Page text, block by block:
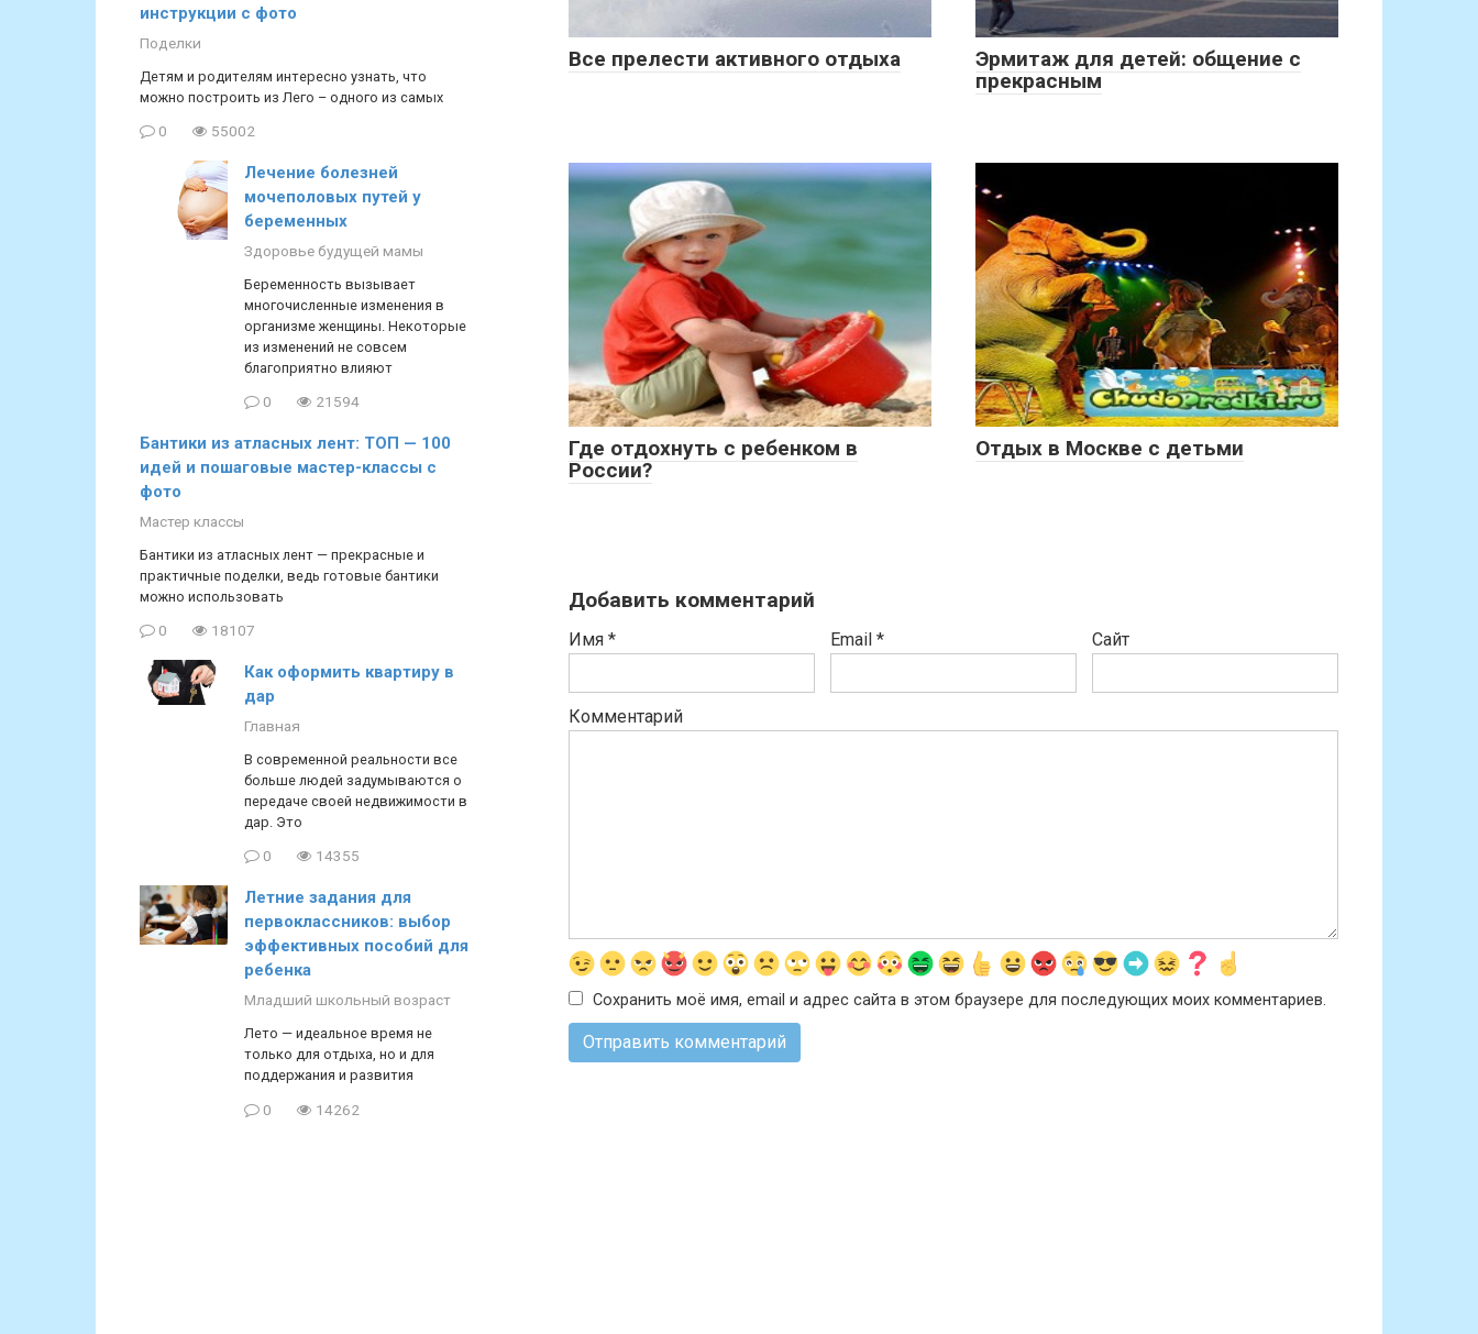
Все прелести активного отдыха
Эрмитаж для детей: общение с
прекрасным
Где отдохнуть с ребенком в
России?
Отдых в Москве с детьми
Добавить комментарий
Имя * Email * Сайт
Комментарий
Сохранить моё имя, email и адрес сайта в этом браузере для последующих моих комментариев.
инструкции с фото
Поделки
Детям и родителям интересно узнать, что
можно построить из Лего – одного из самых
0 55002
Лечение болезней
мочеполовых путей у
беременных
Здоровье будущей мамы
Беременность вызывает
многочисленные изменения в
организме женщины. Некоторые
из изменений не совсем
благоприятно влияют
0 21594
Бантики из атласных лент: ТОП — 100
идей и пошаговые мастер-классы с
фото
Мастер классы
Бантики из атласных лент — прекрасные и
практичные поделки, ведь готовые бантики
можно использовать
0 18107
Как оформить квартиру в
дар
Главная
В современной реальности все
больше людей задумываются о
передаче своей недвижимости в
дар. Это
0 14355
Летние задания для
первоклассников: выбор
эффективных пособий для
ребенка
Младший школьный возраст
Лето — идеальное время не
только для отдыха, но и для
поддержания и развития
0 14262